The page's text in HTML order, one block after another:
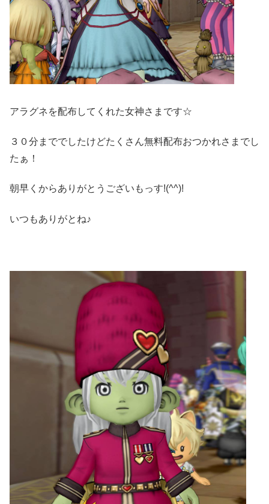
アラグネを配布してくれた女神さまです☆
３０分まででしたけどたくさん無料配布おつかれさまでし
たぁ！
朝早くからありがとうございもっす!(^^)!
いつもありがとね♪